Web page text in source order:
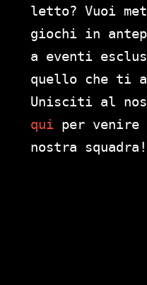
letto? Vuoi
giochi in
a eventi
quello che ti
Unisciti al
qui per
nostra squadra!